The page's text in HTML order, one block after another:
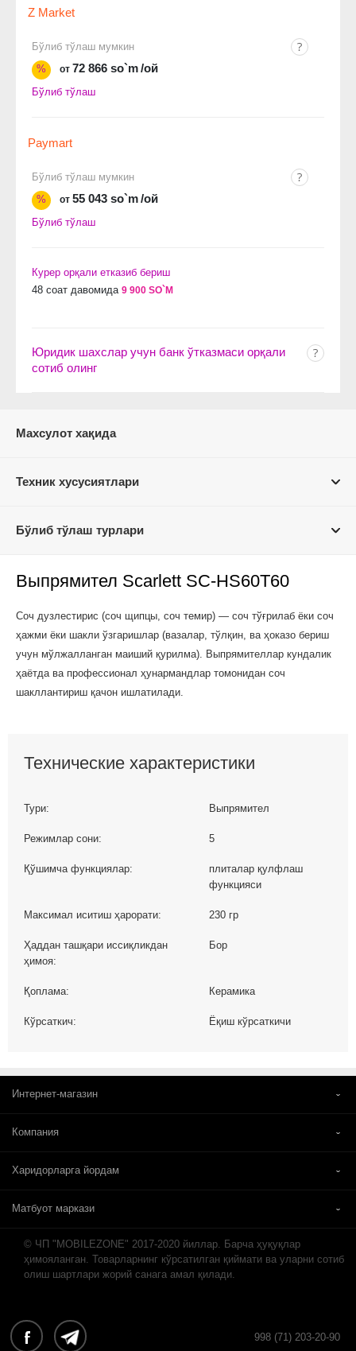
Z Market
Бўлиб тўлаш мумкин
%
от 72 866 so`m/ой
Бўлиб тўлаш
Paymart
Бўлиб тўлаш мумкин
%
от 55 043 so`m/ой
Бўлиб тўлаш
Курер орқали етказиб бериш
48 соат давомида 9 900 SO`M
Юридик шахслар учун банк ўтказмаси орқали
сотиб олинг
Махсулот хақида
Техник хусусиятлари
Бўлиб тўлаш турлари
Выпрямител Scarlett SC-HS60T60
Соч дузлестирис (соч щипцы, соч темир) — соч тўғрилаб ёки соч
ҳажми ёки шакли ўзгаришлар (вазалар, тўлқин, ва ҳоказо бериш
учун мўлжалланган маиший қурилма). Выпрямителлар кундалик
ҳаётда ва профессионал ҳунармандлар томонидан соч
шакллантириш қачон ишлатилади.
Технические характеристики
Тури: Выпрямител
Режимлар сони: 5
Қўшимча функциялар:
плиталар қулфлаш
функцияси
Максимал иситиш ҳарорати: 230 гр
Ҳаддан ташқари иссиқликдан
ҳимоя:
Бор
Қоплама: Керамика
Кўрсаткич: Ёқиш кўрсаткичи
Интернет-магазин
Компания
Харидорларга йордам
Матбуот маркази
© ЧП "MOBILEZONE" 2017-2020 йиллар. Барча ҳуқуқлар
ҳимояланган. Товарларнинг кўрсатилган қиймати ва уларни сотиб
олиш шартлари жорий санага амал қилади.
998 (71) 203-20-90